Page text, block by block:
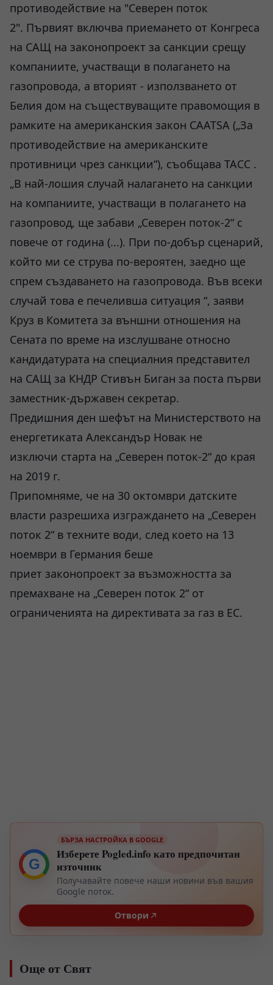
противодействие на "Северен поток
2". Първият включва приемането от Конгреса
на САЩ на законопроект за санкции срещу
компаниите, участващи в полагането на
газопровода, а вторият - използването от
Белия дом на съществуващите правомощия в
рамките на американския закон CAATSA („За
противодействие на американските
противници чрез санкции“), съобщава ТАСС .
„В най-лошия случай налагането на санкции
на компаниите, участващи в полагането на
газопровод, ще забави „Северен поток-2“ с
повече от година (...). При по-добър сценарий,
който ми се струва по-вероятен, заедно ще
спрем създаването на газопровода. Във всеки
случай това е печеливша ситуация “, заяви
Круз в Комитета за външни отношения на
Сената по време на изслушване относно
кандидатурата на специалния представител
на САЩ за КНДР Стивън Биган за поста първи
заместник-държавен секретар.
Предишния ден шефът на Министерството на
енергетиката Александър Новак не
изключи старта на „Северен поток-2“ до края
на 2019 г.
Припомняме, че на 30 октомври датските
власти разрешиха изграждането на „Северен
поток 2“ в техните води, след което на 13
ноември в Германия беше
приет законопроект за възможността за
премахване на „Северен поток 2“ от
ограниченията на директивата за газ в ЕС.
G
БЪРЗА НАСТРОЙКА В GOOGLE
Изберете Pogled.info като предпочитан
източник
Получавайте повече наши новини във вашия
Google поток.
Отвори
Още от Свят